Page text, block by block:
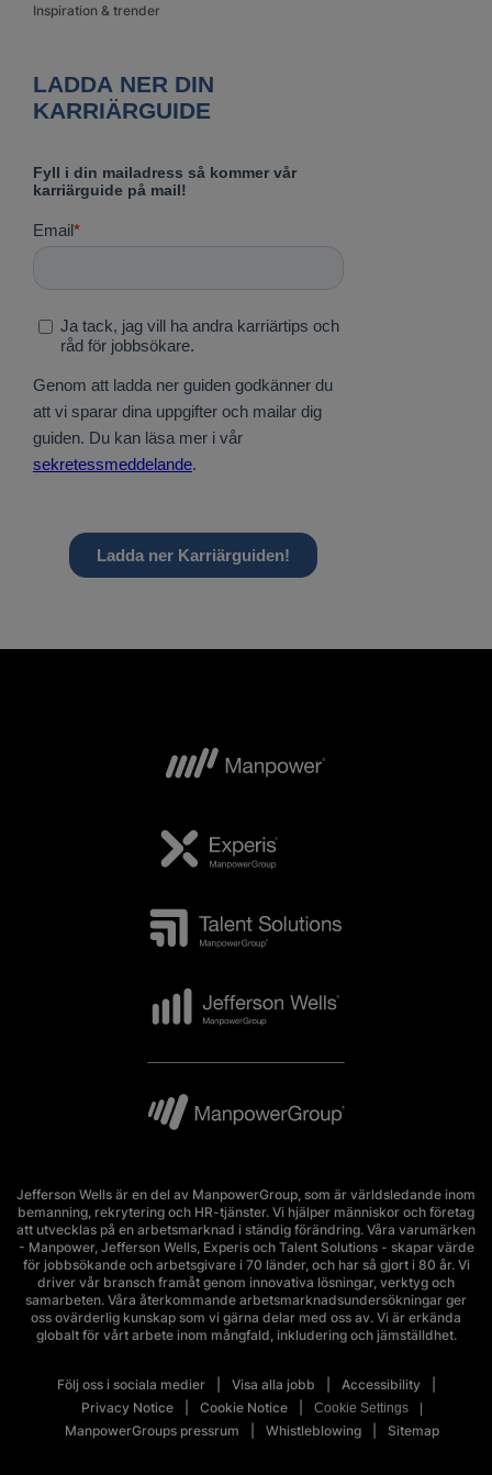
Inspiration & trender
Jefferson Wells är en del av ManpowerGroup, som är världsledande inom
bemanning, rekrytering och HR-tjänster. Vi hjälper människor och företag
att utvecklas på en arbetsmarknad i ständig förändring. Våra varumärken
- Manpower, Jefferson Wells, Experis och Talent Solutions - skapar värde
för jobbsökande och arbetsgivare i 70 länder, och har så gjort i 80 år. Vi
driver vår bransch framåt genom innovativa lösningar, verktyg och
samarbeten. Våra återkommande arbetsmarknadsundersökningar ger
oss ovärderlig kunskap som vi gärna delar med oss av. Vi är erkända
globalt för vårt arbete inom mångfald, inkludering och jämställdhet.
Följ oss i sociala medier Visa alla jobb
Accessibility
Privacy Notice
Cookie Notice Cookie Settings
ManpowerGroups pressrum Whistleblowing Sitemap